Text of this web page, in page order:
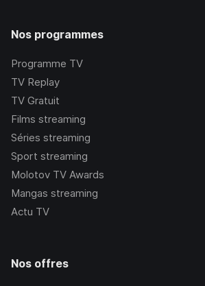
Nos programmes
Programme TV
TV Replay
TV Gratuit
Films streaming
Séries streaming
Sport streaming
Molotov TV Awards
Mangas streaming
Actu TV
Nos offres